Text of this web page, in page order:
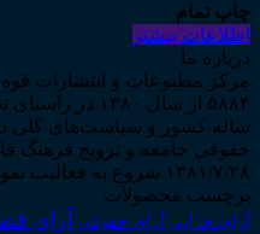
چاپ تمام
اطلاعات بیشتر
درباره ما
مرکز مطبوعات و انتشارات قوه
۵۸۸۴ از سال
ساله کشور و سیاست‌های کلی
۱۳۸۱/۷/۲۸ شروع به فعالیت نمود...
برچسب محصولات
آرای جزایی آرای حقوقی آرای